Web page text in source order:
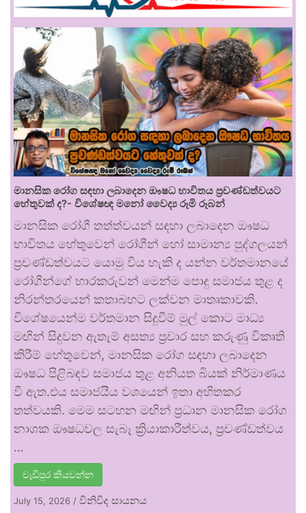
මානසික රෝග සඳහා ලබාදෙන ඖෂධ භාවිතය ප්‍රචණ්ඩත්වයට
හේතුවක් ද?- විශේෂඥ මනෝ වෛද්‍ය රූමි රූබන්
මානසික රෝගී තත්ත්වයන් සඳහා ලබාදෙන ඖෂධ
භාවිතය හේතුවෙන් රෝගීන් හෝ සාමාන්‍ය පුද්ගලයන්
ප්‍රචණ්ඩත්වයට යොමු විය හැකි ද යන්න වර්තමානයේ
රෝගීන්ගේ භාරකරුවන් මෙන්ම පොදු සමාජය තුළ ද
නිරන්තරයෙන් කතාබහට ලක්වන මාතෘකාවකි.
විශේෂයෙන්ම වර්තමාන සිදුවීම් මුල් කොට මාධ්‍ය
මඟින් සිදුවන ඇතැම් අසත්‍ය ප්‍රචාර සහ කරුණු විකෘති
කිරීම් හේතුවෙන්, මානසික රෝග සඳහා ලබාදෙන
ඖෂධ පිළිබඳව සමාජය තුළ අනියත බියක් නිර්මාණය
වී ඇත.එය සමාජයීය වශයෙන් ඉතා අහිතකර
තත්වයකි. මෙම සටහන මඟින් ප්‍රධාන මානසික රෝග
නාශක ඖෂධවල සැබෑ ක්‍රියාකාරීත්වය, ප්‍රචණ්ඩත්වය
…
වැඩිපුර කියවන්න
July 15, 2026 / විනිවිද සායනය